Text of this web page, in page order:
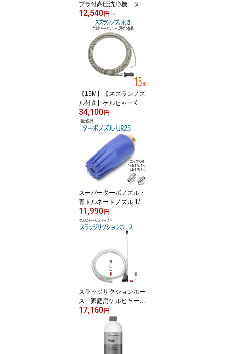
プラ付高圧洗浄機 タフ
ホース
12,540 円 ～
【15M】【スズランノズ
ル付き】ケルヒャーKシ
リーズ対応 プロ仕様洗
管ホース ガン接続タイ
プ
34,100 円
スーパーターボノズル・
青トルネードノズル 1/
4・1/8ニップル付き
11,990 円
スラッジサクションホー
ス 家庭用ケルヒャー対
応
17,160 円